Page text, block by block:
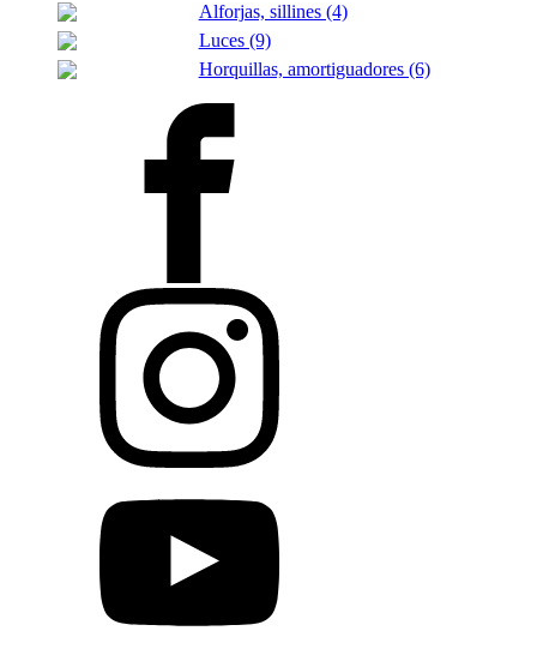
Alforjas, sillines (4)
Luces (9)
Horquillas, amortiguadores (6)